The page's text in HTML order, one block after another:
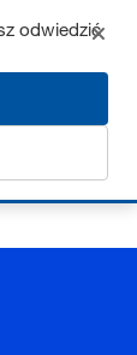
odwiedzić